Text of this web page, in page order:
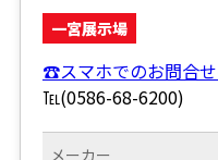
一宮展示場
☎スマホでのお問合
℡(0586-68-6200)
メーカー